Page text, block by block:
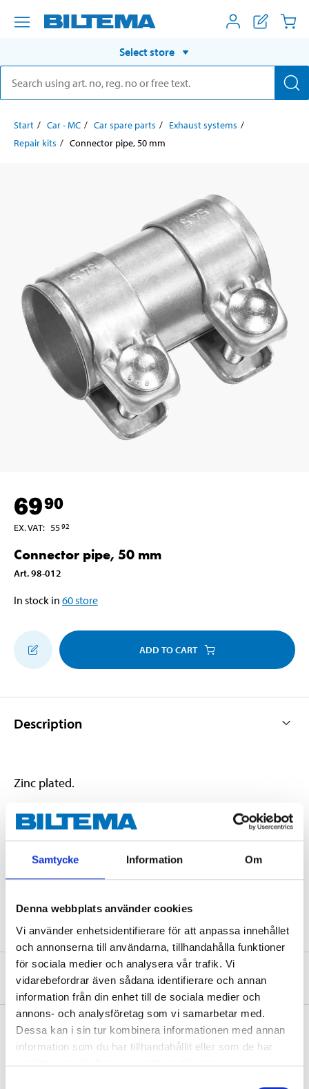
Samtycke Information Om
Denna webbplats använder cookies
Vi använder enhetsidentifierare för att anpassa innehållet
och annonserna till användarna, tillhandahålla funktioner
för sociala medier och analysera vår trafik. Vi
vidarebefordrar även sådana identifierare och annan
information från din enhet till de sociala medier och
annons- och analysföretag som vi samarbetar med.
Dessa kan i sin tur kombinera informationen med annan
information som du har tillhandahållit eller som de har
Select store
Start Car - MC Car spare parts
Exhaust systems
Repair kits
Connector pipe, 50 mm
6990
EX. VAT: 5592
Connector pipe, 50 mm
Art.98-012
In stock in 60store
ADD TO CART
Description
Zinc plated.
Technical specifications
Length
100 mm
About the manufacturer